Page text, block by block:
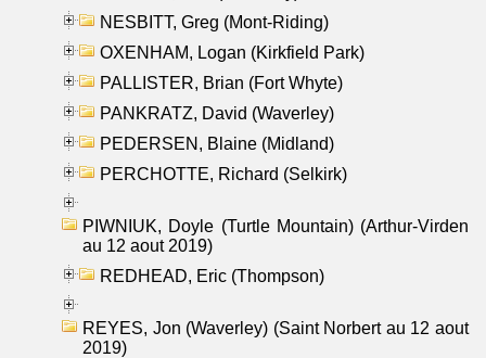
NESBITT, Greg (Mont-Riding)
OXENHAM, Logan (Kirkfield Park)
PALLISTER, Brian (Fort Whyte)
PANKRATZ, David (Waverley)
PEDERSEN, Blaine (Midland)
PERCHOTTE, Richard (Selkirk)
PIWNIUK, Doyle (Turtle Mountain) (Arthur-Virden
au 12 aout 2019)
REDHEAD, Eric (Thompson)
REYES, Jon (Waverley) (Saint Norbert au 12 aout
2019)